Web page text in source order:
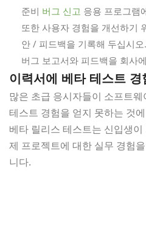
준비 버그 신고 응용 프로그램
또한 사용자 경험을 개선하기
안 / 피드백을 기록해 두십시오.
버그 보고서와 피드백을 회사
이력서에 베타 테스트 경
많은 초급 응시자들이 소프트
테스트 경험을 얻지 못하는 것
베타 릴리스 테스트는 신입생
제 프로젝트에 대한 실무 경험
니다.